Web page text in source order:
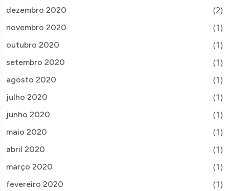
dezembro 2020 (2)
novembro 2020 (1)
outubro 2020 (1)
setembro 2020 (1)
agosto 2020 (1)
julho 2020 (1)
junho 2020 (1)
maio 2020 (1)
abril 2020 (1)
março 2020 (1)
fevereiro 2020 (1)